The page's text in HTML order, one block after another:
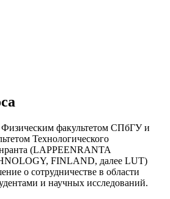
факультетом СПбГУ и
Технологического
(LAPPEENRANTA
FINLAND, далее LUT)
о сотрудничестве в области
и научных исследований.